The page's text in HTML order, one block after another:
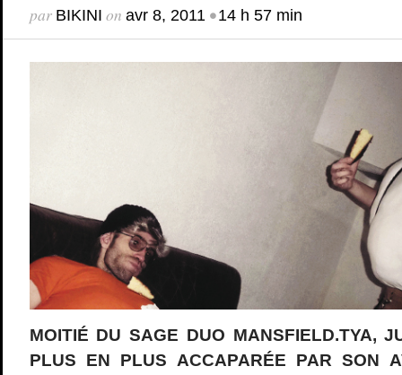
par BIKINI on avr 8, 2011•14 h 57 min
MOITIÉ DU SAGE DUO MANSFIELD.TYA,
PLUS EN PLUS ACCAPARÉE PAR SON